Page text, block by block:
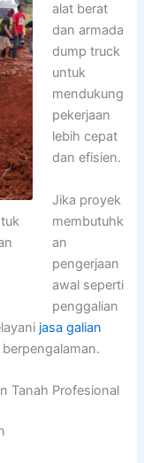
alat berat
dan armada
dump truck
untuk
mendukung
pekerjaan
lebih cepat
dan efisien.
Jika proyek
membutuhk
an
pengerjaan
awal seperti
penggalian
jasa galian
Tanah Profesional